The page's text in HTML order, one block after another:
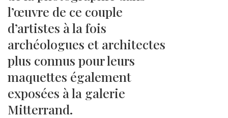
l’œuvre de ce couple
d’artistes à la fois
archéologues et architectes
plus connus pour leurs
maquettes également
exposées à la galerie
Mitterrand.